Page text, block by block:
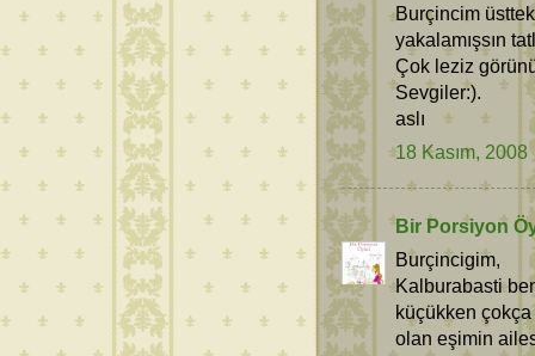
Burçincim
yakalamışsın
Çok leziz
Sevgiler:).
aslı
18 Kasım, 2008
Bir Porsiyon
Burçincigim,
Kalburabasti
küçükken çokça
olan eşimin